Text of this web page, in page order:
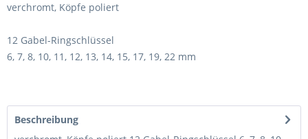
verchromt, Köpfe poliert
12 Gabel-Ringschlüssel
6, 7, 8, 10, 11, 12, 13, 14, 15, 17, 19, 22 mm
Beschreibung